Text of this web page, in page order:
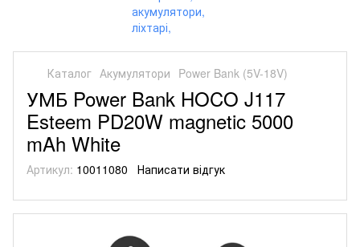
Каталог Акумулятори Power Bank (5V-18V)
УМБ Power Bank HOCO J117
Esteem PD20W magnetic 5000
mAh White
Артикул: 10011080 Написати відгук